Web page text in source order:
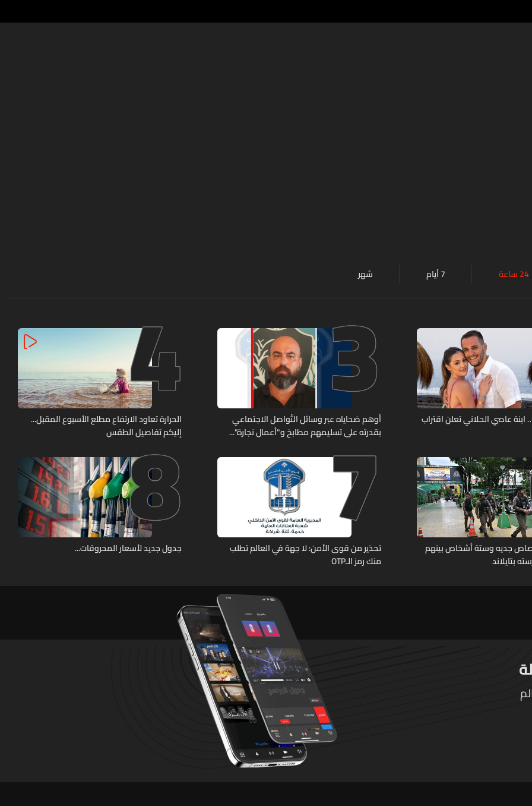
24 ساعة 7 أيام شهر
عاصي الحلاني تعلن اقتراب
3
أوهم ضحاياه عبر وسائل التّواصل الاجتماعي
بقدرته على تسليمهم مطابخ و"أعمال نجارة"...
4
الحرارة تعاود الارتفاع مطلع الأسبوع المقبل...
إليكم تفاصيل الطقس
جديه وستة أشخاص بينهم
بتايلاند
7
تحذير من قوى الأمن: لا جهة في العالم تطلب
منك رمز الـOTP
8
جدول جديد لأسعار المحروقات...